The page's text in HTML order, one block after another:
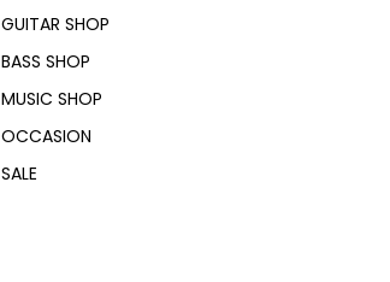
GUITAR SHOP
BASS SHOP
MUSIC SHOP
OCCASION
SALE